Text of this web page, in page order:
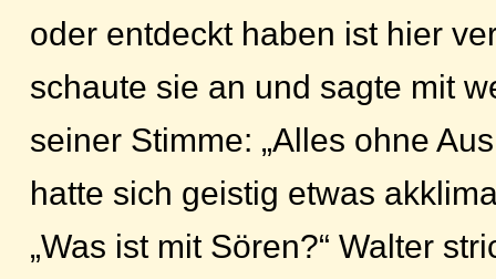
oder entdeckt haben ist hier
schaute sie an und sagte mit
seiner Stimme: „Alles ohne
hatte sich geistig etwas
„Was ist mit Sören?“ Walter